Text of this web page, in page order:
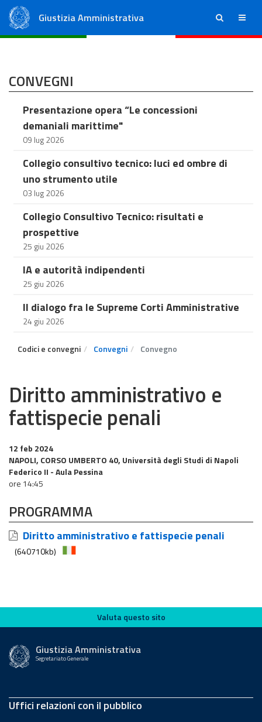
Giustizia Amministrativa ricerca menu
CONVEGNI
Presentazione opera “Le concessioni
demaniali marittime"
09 lug 2026
Collegio consultivo tecnico: luci ed ombre di
uno strumento utile
03 lug 2026
Collegio Consultivo Tecnico: risultati e
prospettive
25 giu 2026
IA e autorità indipendenti
25 giu 2026
Il dialogo fra le Supreme Corti Amministrative
24 giu 2026
Codici e convegni Convegni Convegno
Diritto amministrativo e
fattispecie penali
12 feb 2024
NAPOLI, CORSO UMBERTO 40, Università degli Studi di Napoli
Federico II - Aula Pessina
ore 14:45
PROGRAMMA
Diritto amministrativo e fattispecie penali
(640710kb)
Valuta questo sito
Valuta questo sito
Giustizia Amministrativa
Segretariato Generale
Uffici relazioni con il pubblico